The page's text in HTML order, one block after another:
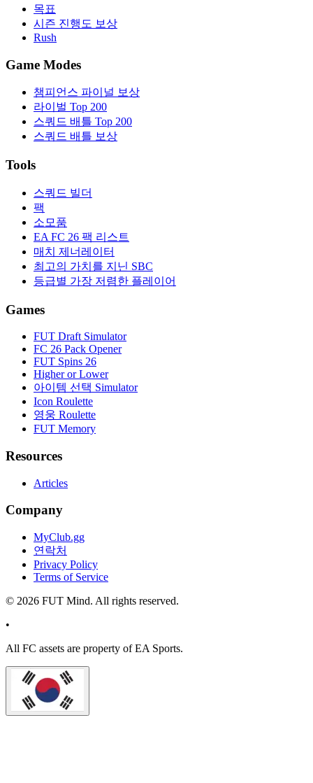
목표
시즌 진행도 보상
Rush
Game Modes
챔피언스 파이널 보상
라이벌 Top 200
스쿼드 배틀 Top 200
스쿼드 배틀 보상
Tools
스쿼드 빌더
팩
소모품
EA FC 26 팩 리스트
매치 제너레이터
최고의 가치를 지닌 SBC
등급별 가장 저렴한 플레이어
Games
FUT Draft Simulator
FC 26 Pack Opener
FUT Spins 26
Higher or Lower
아이템 선택 Simulator
Icon Roulette
영웅 Roulette
FUT Memory
Resources
Articles
Company
MyClub.gg
연락처
Privacy Policy
Terms of Service
© 2026 FUT Mind. All rights reserved.
•
All FC assets are property of EA Sports.